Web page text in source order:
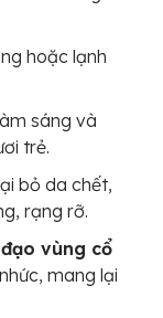
hoặc lạnh
sáng và
trẻ.
bỏ da chết,
rạng rỡ.
vùng cổ
mang lại